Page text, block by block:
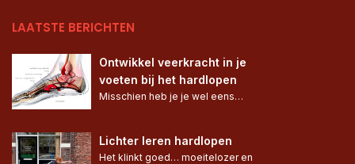
LAATSTE BERICHTEN
Ontwikkel veerkracht in je
voeten bij het hardlopen
Misschien heb je je wel eens…
Lichter leren hardlopen
Het klinkt goed… moeitelozer en